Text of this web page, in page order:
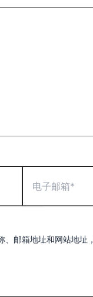
箱
邮箱地址和网站地址